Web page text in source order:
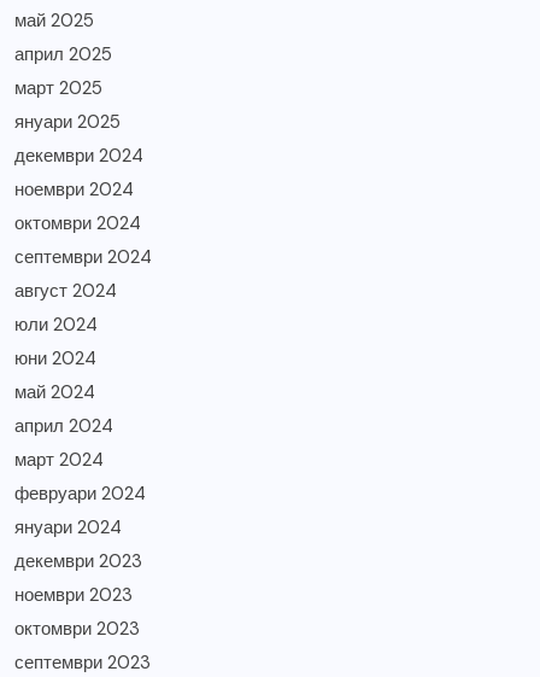
май 2025
април 2025
март 2025
януари 2025
декември 2024
ноември 2024
октомври 2024
септември 2024
август 2024
юли 2024
юни 2024
май 2024
април 2024
март 2024
февруари 2024
януари 2024
декември 2023
ноември 2023
октомври 2023
септември 2023